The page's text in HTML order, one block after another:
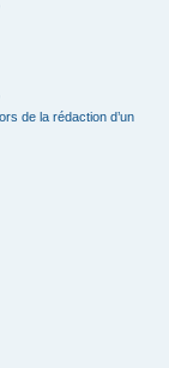
de la rédaction d’un